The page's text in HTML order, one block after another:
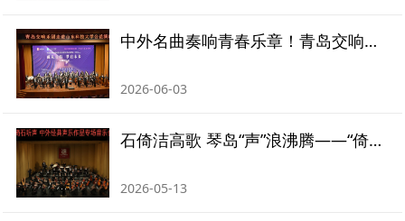
中外名曲奏响青春乐章！青岛交响乐团走进山东科技大学公益演出
2026-06-03
石倚洁高歌 琴岛“声”浪沸腾——“倚石听声”中外经典声乐专场音乐会圆满落幕
2026-05-13